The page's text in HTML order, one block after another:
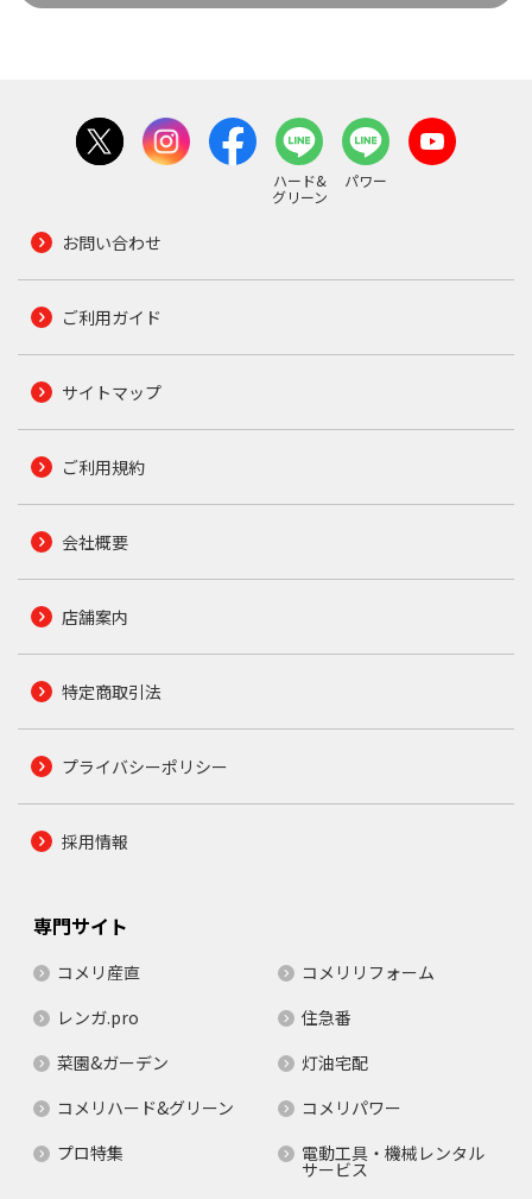
ハード&
グリーン
パワー
お問い合わせ
ご利用ガイド
サイトマップ
ご利用規約
会社概要
店舗案内
特定商取引法
プライバシーポリシー
採用情報
専門サイト
コメリ産直
コメリリフォーム
レンガ.pro
住急番
菜園&ガーデン
灯油宅配
コメリハード&グリーン
コメリパワー
プロ特集
電動工具・機械レンタル
サービス